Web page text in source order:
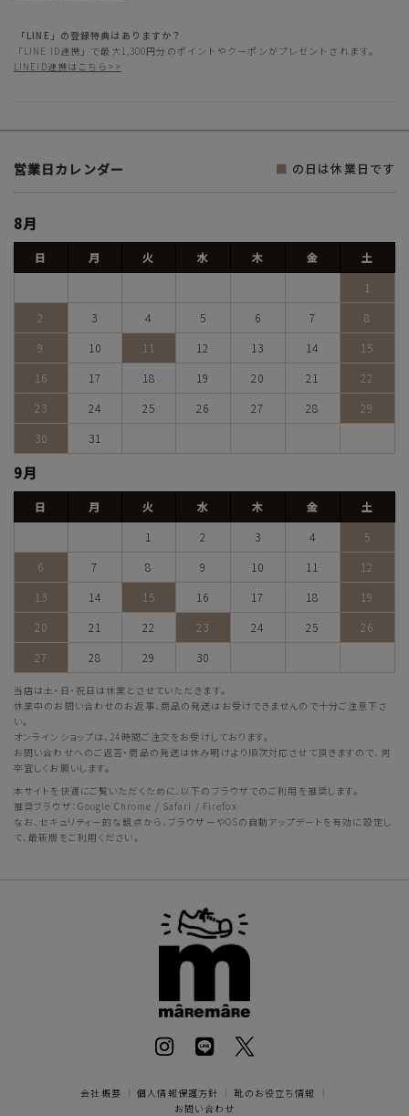
「LINE」の登録特典はありますか？
「LINE ID連携」で最大1,300円分のポイントやクーポンがプレゼントされます。
LINEID連携はこちら>>
営業日カレンダー ■ の日は休業日です
8月
日 月 火 水 木 金
土
1
2
3 4 5 6 7
8
9
10 11 12 13 14
15
16
17 18 19 20 21
22
23
24 25 26 27 28
29
30
31
9月
日 月 火 水 木 金
土
1
2 3 4
5
6
7 8 9 10 11
12
13
14 15 16 17 18
19
20
21 22 23 24 25
26
27
28 29 30
当店は土・日・祝日は休業とさせていただきます。
休業中のお問い合わせのお返事、商品の発送はお受けできませんので十分ご注意下さ
い。
オンラインショップは、24時間ご注文をお受けしております。
お問い合わせへのご返答・商品の発送は休み明けより順次対応させて頂きますので、何
卒宜しくお願いします。
本サイトを快適にご覧いただくために、以下のブラウザでのご利用を推奨します。
推奨ブラウザ：Google Chrome / Safari / Firefox
なお、セキュリティー的な観点から、ブラウザーやOSの自動アップデートを有効に設定し
て、最新版をご利用ください。
会社概要 ｜個人情報保護方針 ｜靴のお役立ち情報
｜
お問い合わせ